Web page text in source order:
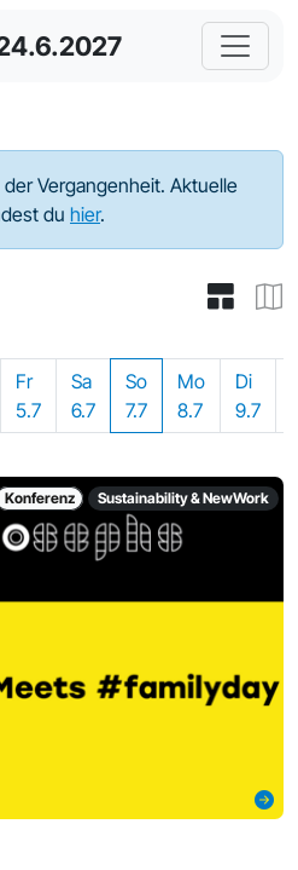
Vergangenheit. Aktuelle
du hier.
Fr
5.7
Sa
6.7
So
7.7
Mo
8.7
Di
9.7
Konferenz Sustainability & NewWork